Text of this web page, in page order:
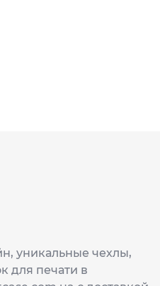
уникальные чехлы,
для печати в